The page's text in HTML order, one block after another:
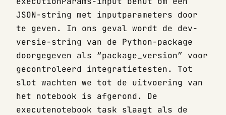
JSON-string met inputparameters door
te geven. In ons geval wordt de dev-
versie-string van de Python-package
doorgegeven als “package_version” voor
gecontroleerd integratietesten. Tot
slot wachten we tot de uitvoering van
het notebook is afgerond. De
executenotebook task slaagt als de